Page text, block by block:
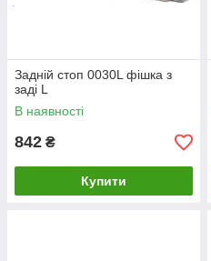
Задній стоп 0030L фішка з
заді L
В наявності
842 ₴
Купити